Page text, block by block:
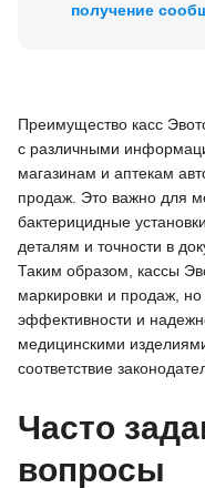
получение
Преимущество касс
с различными
магазинам и аптекам
продаж. Это важно для
бактерицидные
деталям и точности в
Таким образом, кассы
маркировки и продаж,
эффективности и
медицинскими
соответствие
Часто
вопросы